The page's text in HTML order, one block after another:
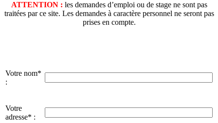
ATTENTION : les demandes d’emploi ou de stage ne sont pas
traitées par ce site. Les demandes à caractère personnel ne seront pas
prises en compte.
Votre nom*
:
Votre
adresse* :